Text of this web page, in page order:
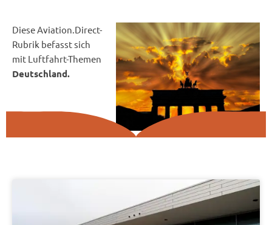
Diese Aviation.Direct-
Rubrik befasst sich
mit Luftfahrt-Themen
Deutschland.